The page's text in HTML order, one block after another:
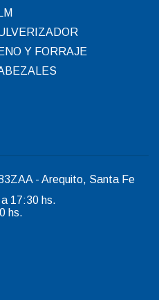
Y FORRAJE
- Arequito, Santa Fe
a 17:30 hs.
hs.